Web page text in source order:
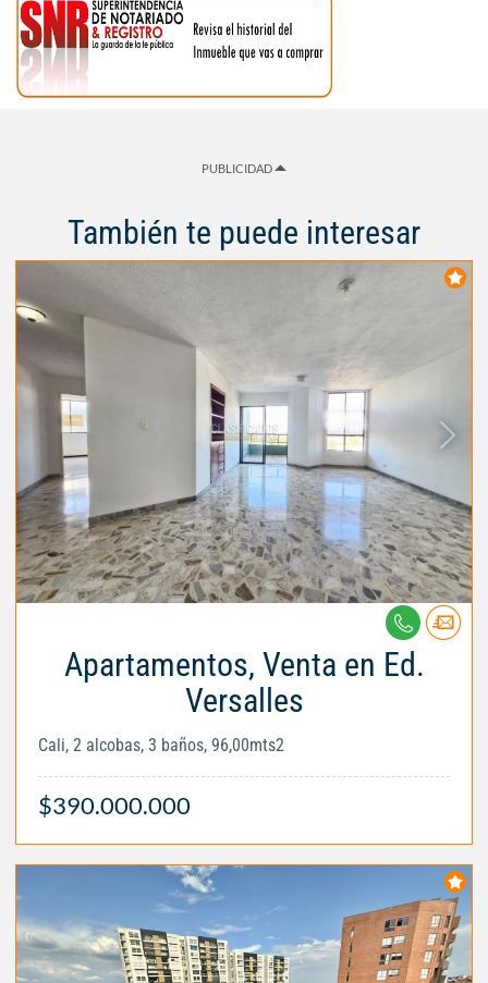
PUBLICIDAD
También te puede interesar
Apartamentos, Venta en Ed.
Versalles
Cali, 2 alcobas, 3 baños, 96,00mts2
$390.000.000